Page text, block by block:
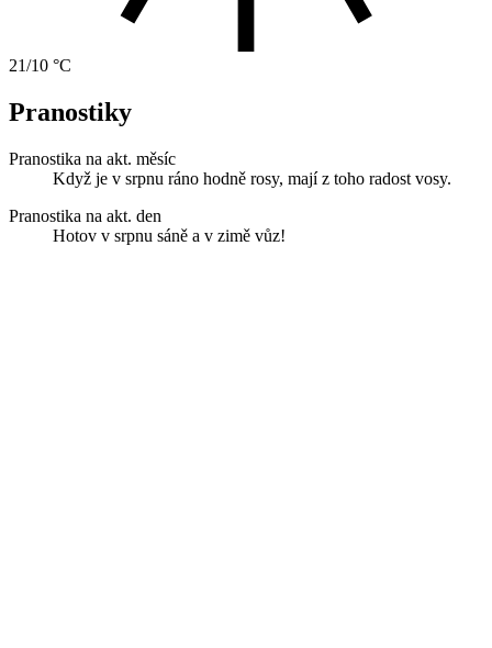
21/10 °C
Pranostiky
Pranostika na akt. měsíc
Když je v srpnu ráno hodně rosy, mají z toho radost vosy.
Pranostika na akt. den
Hotov v srpnu sáně a v zimě vůz!